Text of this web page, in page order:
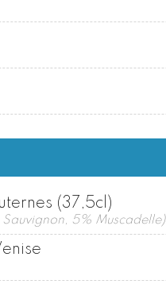
(37,5cl)
5% Muscadelle)